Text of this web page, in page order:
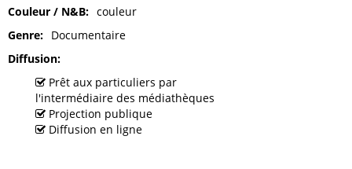
Couleur / N&B
couleur
Genre
Documentaire
Diffusion
Prêt aux particuliers par
l'intermédiaire des médiathèques
Projection publique
Diffusion en ligne